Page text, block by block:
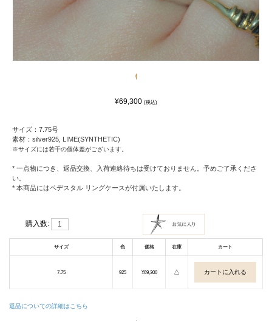
¥69,300 (税込)
サイズ：7.75号
素材：silver925, LIME(SYNTHETIC)
※サイズには若干の個体差がございます。
* 一点物につき、返品交換、入荷連絡待ちは受けておりません。予めご了承くださ
い。
* 本商品にはペデスタル リングケースが付属いたします。
購入数:
サイズ 色 価格 在庫 カート
7.75 925 ¥69,300 △
返品についての詳細はこちら